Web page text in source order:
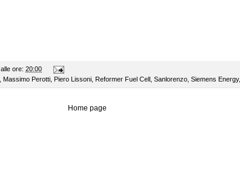
alle ore: 20:00
Massimo Perotti Piero Lissoni Reformer Fuel Cell Sanlorenzo Siemens Energy,
Home page